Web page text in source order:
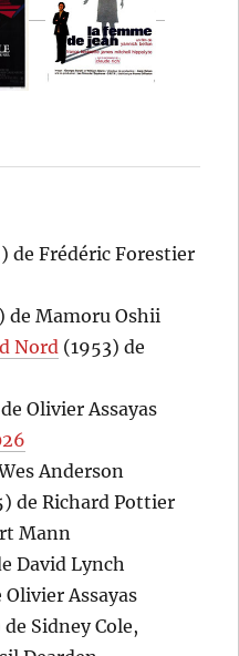
de Frédéric Forestier
de Mamoru Oshii
Nord (1953) de
Olivier Assayas
Anderson
de Richard Pottier
Mann
David Lynch
Assayas
Sidney Cole,